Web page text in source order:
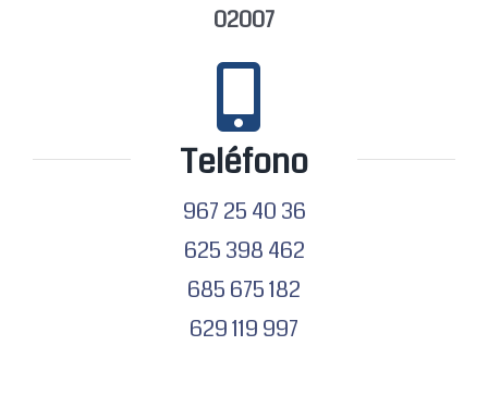
02007
Teléfono
967 25 40 36
625 398 462
685 675 182
629 119 997